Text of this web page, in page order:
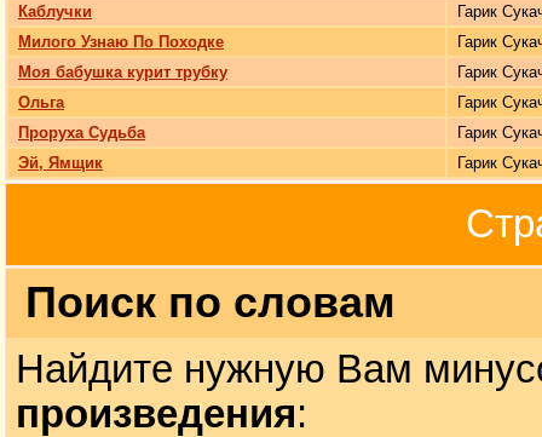
Каблучки
Гарик
Милого Узнаю По Походке
Гарик
Моя бабушка курит трубку
Гарик
Ольга
Гарик
Проруха Судьба
Гарик
Эй, Ямщик
Гарик
Поиск по словам
Найдите нужную Вам
произведения: